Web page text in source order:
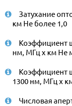
Затухание
км Не более 1,0
Коэффициент
нм, МГц x км Не
Коэффициент
1300 нм, МГц x
Числовая